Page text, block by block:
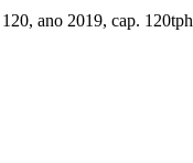
ano 2019, cap.